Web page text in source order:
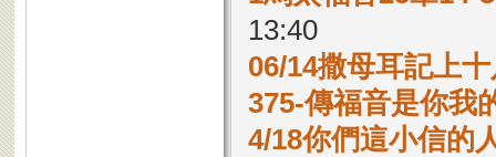
13:40
06/14撒母耳記上
375-傳福音是你我
4/18你們這小信的